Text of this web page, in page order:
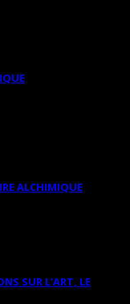
ALCHIMIQUE
SUR L’ART, LE